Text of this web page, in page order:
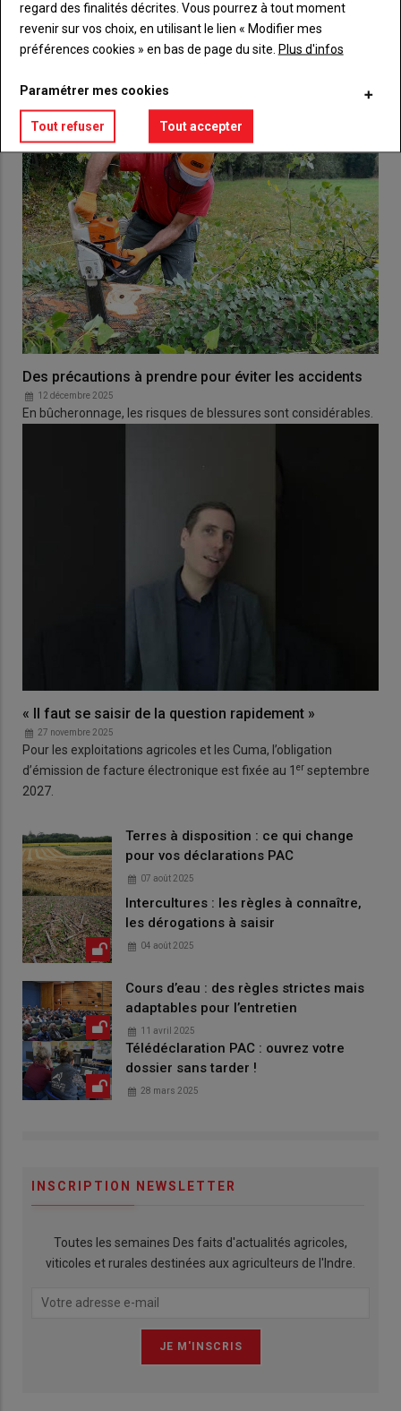
Des précautions à prendre pour éviter les accidents
12 décembre 2025
En bûcheronnage, les risques de blessures sont considérables.
« Il faut se saisir de la question rapidement »
27 novembre 2025
Pour les exploitations agricoles et les Cuma, l’obligation
d’émission de facture électronique est fixée au 1 er septembre
2027.
Terres à disposition : ce qui change
pour vos déclarations PAC
07 août 2025
Intercultures : les règles à connaître,
les dérogations à saisir
04 août 2025
Cours d’eau : des règles strictes mais
adaptables pour l’entretien
11 avril 2025
Télédéclaration PAC : ouvrez votre
dossier sans tarder !
28 mars 2025
INSCRIPTION NEWSLETTER
Toutes les semaines Des faits d'actualités agricoles,
viticoles et rurales destinées aux agriculteurs de l'Indre.
regard des finalités décrites. Vous pourrez à tout moment
revenir sur vos choix, en utilisant le lien « Modifier mes
préférences cookies » en bas de page du site. Plus d'infos
Paramétrer mes cookies
Tout refuser Tout accepter